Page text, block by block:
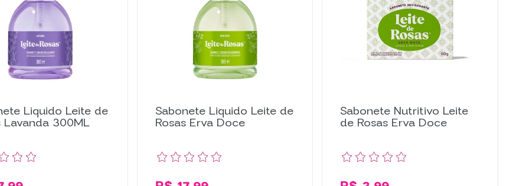
Liquido Leite de
Lavanda 300ML Sabonete Liquido Leite de
Rosas Erva Doce Sabonete Nutritivo Leite
de Rosas Erva Doce